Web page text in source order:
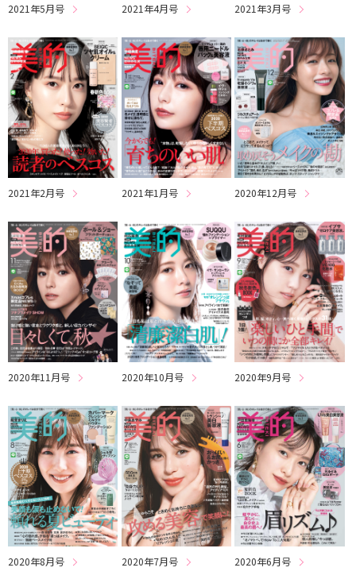
2021年5月号 2021年4月号 2021年3月号
2021年2月号 2021年1月号 2020年12月号
2020年11月号 2020年10月号 2020年9月号
2020年8月号 2020年7月号 2020年6月号